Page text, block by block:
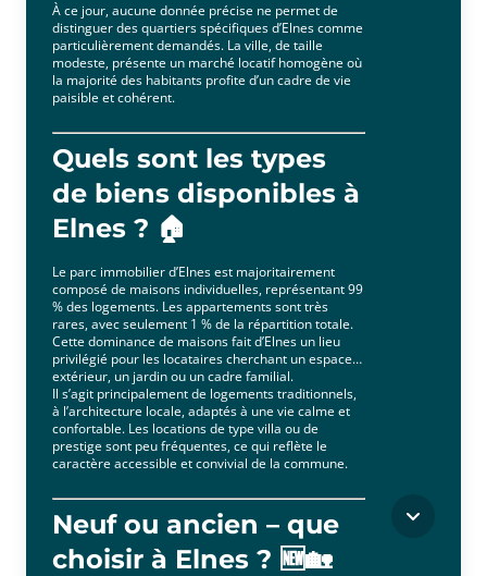
À ce jour, aucune donnée précise ne permet de
distinguer des quartiers spécifiques d’Elnes comme
particulièrement demandés. La ville, de taille
modeste, présente un marché locatif homogène où
la majorité des habitants profite d’un cadre de vie
paisible et cohérent.
Quels sont les types
de biens disponibles à
Elnes ? 🏠
Le parc immobilier d’Elnes est majoritairement
composé de maisons individuelles, représentant 99
% des logements. Les appartements sont très
rares, avec seulement 1 % de la répartition totale.
Cette dominance de maisons fait d’Elnes un lieu
privilégié pour les locataires cherchant un espace
extérieur, un jardin ou un cadre familial.
Il s’agit principalement de logements traditionnels,
à l’architecture locale, adaptés à une vie calme et
confortable. Les locations de type villa ou de
prestige sont peu fréquentes, ce qui reflète le
caractère accessible et convivial de la commune.
Neuf ou ancien – que
choisir à Elnes ? 🆕🏡